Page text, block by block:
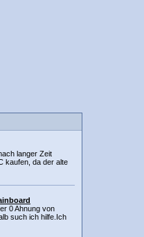
langer Zeit
kaufen, da der alte
0 Ahnung von
such ich hilfe.Ich